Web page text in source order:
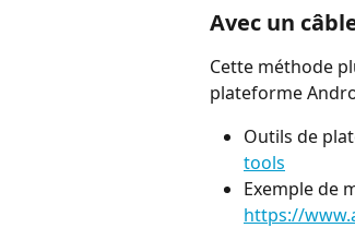
Avec un
Cette méthode
plateforme
Outils de
tools
Exemple de
https://